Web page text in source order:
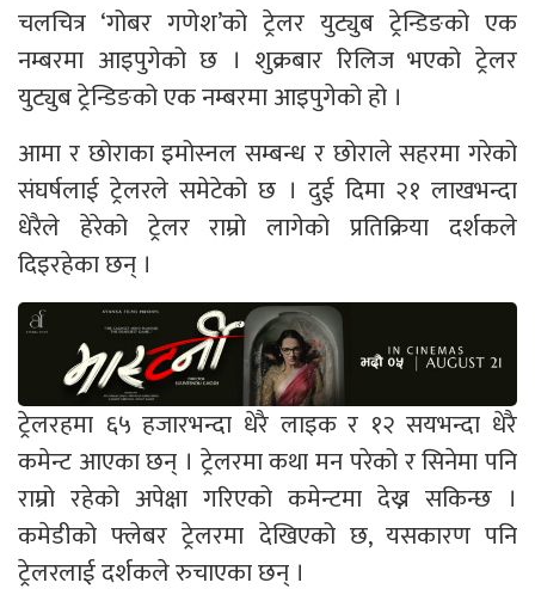
चलचित्र ‘गोबर गणेश’को ट्रेलर युट्युब ट्रेन्डिङको एक
नम्बरमा आइपुगेको छ । शुक्रबार रिलिज भएको ट्रेलर
युट्युब ट्रेन्डिङको एक नम्बरमा आइपुगेको हो ।
आमा र छोराका इमोस्नल सम्बन्ध र छोराले सहरमा गरेको
संघर्षलाई ट्रेलरले समेटेको छ । दुई दिमा २१ लाखभन्दा
धेरैले हेरेको ट्रेलर राम्रो लागेको प्रतिक्रिया दर्शकले
दिइरहेका छन् ।
ट्रेलरहमा ६५ हजारभन्दा धेरै लाइक र १२ सयभन्दा धेरै
कमेन्ट आएका छन् । ट्रेलरमा कथा मन परेको र सिनेमा पनि
राम्रो रहेको अपेक्षा गरिएको कमेन्टमा देख्न सकिन्छ ।
कमेडीको फ्लेबर ट्रेलरमा देखिएको छ, यसकारण पनि
ट्रेलरलाई दर्शकले रुचाएका छन् ।